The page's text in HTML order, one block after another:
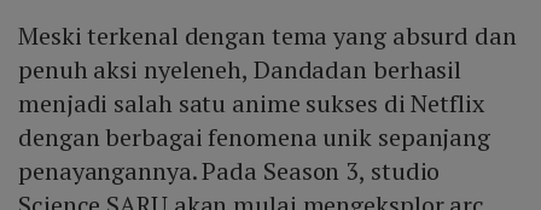
Meski terkenal dengan tema yang absurd dan
penuh aksi nyeleneh, Dandadan berhasil
menjadi salah satu anime sukses di Netflix
dengan berbagai fenomena unik sepanjang
penayangannya. Pada Season 3, studio